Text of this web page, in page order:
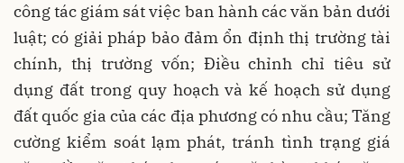
công tác giám sát việc ban hành các văn bản dưới
luật; có giải pháp bảo đảm ổn định thị trường tài
chính, thị trường vốn; Điều chỉnh chỉ tiêu sử
dụng đất trong quy hoạch và kế hoạch sử dụng
đất quốc gia của các địa phương có nhu cầu; Tăng
cường kiểm soát lạm phát, tránh tình trạng giá